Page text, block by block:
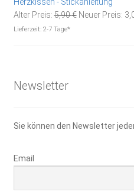
Herzkissen - Stickanleitung
Alter Preis: 5,90€ Ursprünglicher
Neuer Preis:
Lieferzeit: 2-7 Tage*
Newsletter
Sie können den Newsletter
Email